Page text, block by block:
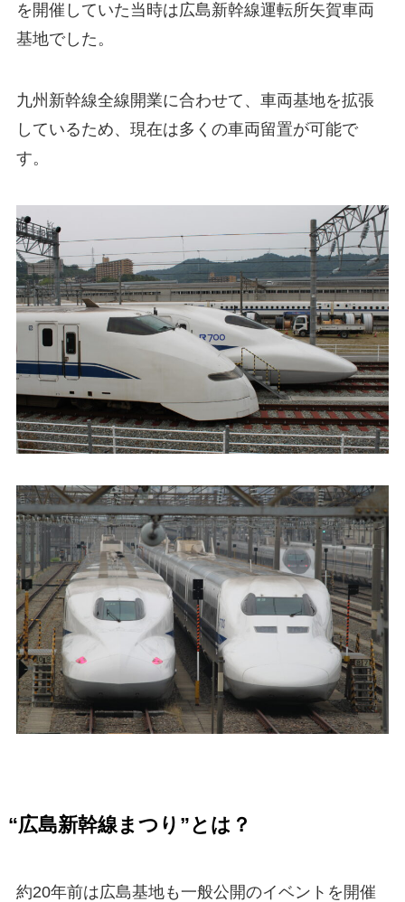
を開催していた当時は広島新幹線運転所矢賀車両
基地でした。
九州新幹線全線開業に合わせて、車両基地を拡張
しているため、現在は多くの車両留置が可能で
す。
“広島新幹線まつり”とは？
約20年前は広島基地も一般公開のイベントを開催